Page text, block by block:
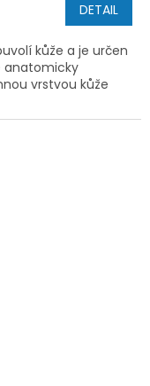
DETAIL
kůže a je určen
anatomicky
vrstvou kůže